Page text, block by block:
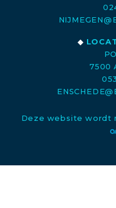
◆
7500
Deze website wordt